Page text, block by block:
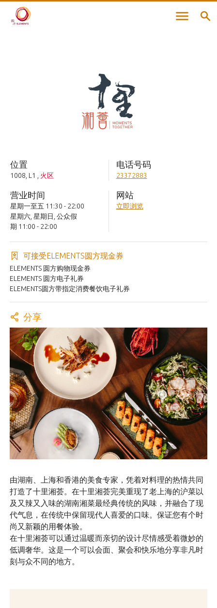
位置
1008, L1 火区
电话号码
23372883
营业时间
星期一至五 11:30 - 22:00
星期六, 星期日, 公众假
期 11:00 - 22:00
网站
立即浏览
可接受ELEMENTS圆方现金券
ELEMENTS 圆方购物现金券
ELEMENTS 圆方电子礼券
ELEMENTS圆方带指定消费餐饮电子礼券
分享
由湖南、上海和香港的美食专家，凭着对料理的热情共同
打造了十里湘荟。在十里湘荟完美重现了老上海的沪菜以
及又辣又入味的湖南湘菜最经典传统的风味，并融合了现
代气息，在传统中保留现代人喜爱的口味。保证您有个时
尚又新颖的用餐体验。
在十里湘荟可以通过温暖而亲切的设计尽情感受着微妙的
低调奢华。这是一个可以会面、聚会和快乐地分享非凡时
刻与众不同的地方。